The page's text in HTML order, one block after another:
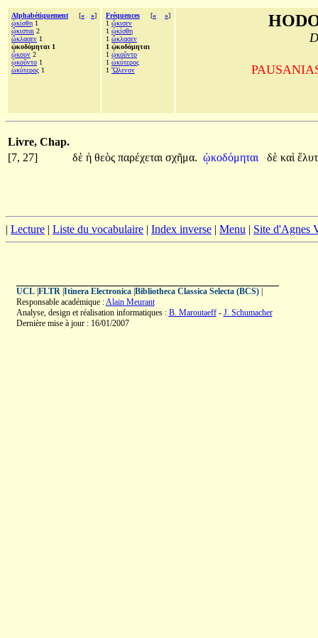
Alphabétiquement [« »]
ᾠκίσθη 1
ᾤκισται 2
ὤκλασεν 1
ᾠκοδόμηται 1
ᾤκουν 2
ᾠκοῦντο 1
ὠκύτερος 1
Fréquences [« »]
1 ᾤκισεν
1 ᾠκίσθη
1 ὤκλασεν
1 ᾠκοδόμηται
1 ᾠκοῦντο
1 ὠκύτερος
1 Ὤλενον
Livre, Chap.
[7, 27]
δὲ ἡ θεὸς παρέχεται σχῆμα. ᾠκοδόμηται δὲ καὶ
| Lecture | Liste du vocabulaire | Index inverse | Menu | Site d'Agnes
UCL| FLTR| Itinera Electronica| Bibliotheca Classica Selecta (BCS)|
Responsable académique :Alain Meurant
Analyse, design et réalisation informatiques : B. Maroutaeff- J. Schumacher
Dernière mise à jour : 16/01/2007